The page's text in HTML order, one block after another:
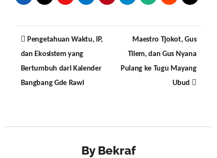
Post
navigation
Pengetahuan Waktu, IP,
dan Ekosistem yang
Bertumbuh dari Kalender
Bangbang Gde Rawi
Maestro Tjokot, Gus
Tilem, dan Gus Nyana
Pulang ke Tugu Mayang
Ubud
By Bekraf